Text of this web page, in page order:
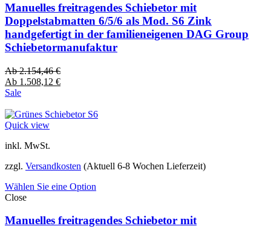
Manuelles freitragendes Schiebetor mit
Doppelstabmatten 6/5/6 als Mod. S6 Zink
handgefertigt in der familieneigenen DAG Group
Schiebetormanufaktur
Ab2.154,46€
Ab 1.508,12 €
Sale
Quick view
inkl. MwSt.
zzgl. Versandkosten (Aktuell 6-8 Wochen Lieferzeit)
Wählen Sie eine Option
Close
Manuelles freitragendes Schiebetor mit